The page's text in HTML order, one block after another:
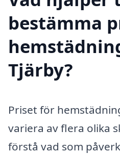
bestämma
Tjärby?
Priset för
variera av flera olika
förstå vad som